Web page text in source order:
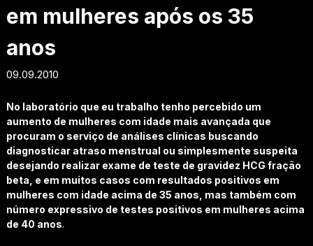
em mulheres após os 35
anos
09.09.2010
No laboratório que eu trabalho tenho percebido um
aumento de mulheres com idade mais avançada que
procuram o serviço de análises clínicas buscando
diagnosticar atraso menstrual ou simplesmente suspeita
desejando realizar exame de teste de gravidez HCG fração
beta, e em muitos casos com resultados positivos em
mulheres com idade acima de 35 anos, mas também com
número expressivo de testes positivos em mulheres acima
de 40 anos.